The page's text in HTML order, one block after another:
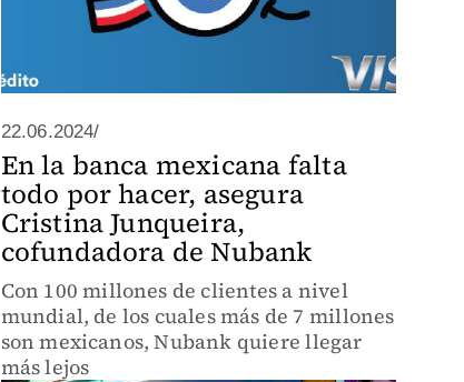
22.06.2024/
En la banca mexicana falta
todo por hacer, asegura
Cristina Junqueira,
cofundadora de Nubank
Con 100 millones de clientes a nivel
mundial, de los cuales más de 7 millones
son mexicanos, Nubank quiere llegar
más lejos